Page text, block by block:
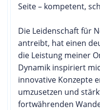
Seite – kompetent,
Die Leidenschaft für
antreibt, hat einen
die Leistung meiner
Dynamik inspiriert
innovative Konzepte
umzusetzen und
fortwährenden